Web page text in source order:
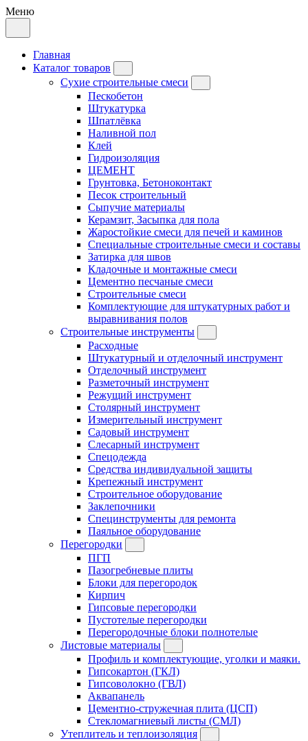
Меню
Главная
Каталог товаров
Сухие строительные смеси
Пескобетон
Штукатурка
Шпатлёвка
Наливной пол
Клей
Гидроизоляция
ЦЕМЕНТ
Грунтовка, Бетоноконтакт
Песок строительный
Сыпучие материалы
Керамзит, Засыпка для пола
Жаростойкие смеси для печей и каминов
Специальные строительные смеси и составы
Затирка для швов
Кладочные и монтажные смеси
Цементно песчаные смеси
Строительные смеси
Комплектующие для штукатурных работ и
выравнивания полов
Строительные инструменты
Расходные
Штукатурный и отделочный инструмент
Отделочный инструмент
Разметочный инструмент
Режущий инструмент
Столярный инструмент
Измерительный инструмент
Садовый инструмент
Слесарный инструмент
Спецодежда
Средства индивидуальной защиты
Крепежный инструмент
Строительное оборудование
Заклепочники
Специнструменты для ремонта
Паяльное оборудование
Перегородки
ПГП
Пазогребневые плиты
Блоки для перегородок
Кирпич
Гипсовые перегородки
Пустотелые перегородки
Перегородочные блоки полнотелые
Листовые материалы
Профиль и комплектующие, уголки и маяки.
Гипсокартон (ГКЛ)
Гипсоволокно (ГВЛ)
Аквапанель
Цементно-стружечная плита (ЦСП)
Стекломагниевый листы (СМЛ)
Утеплитель и теплоизоляция